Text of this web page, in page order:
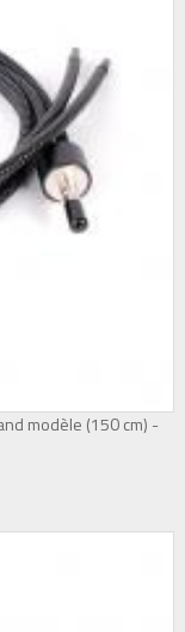
modèle (150 cm) -